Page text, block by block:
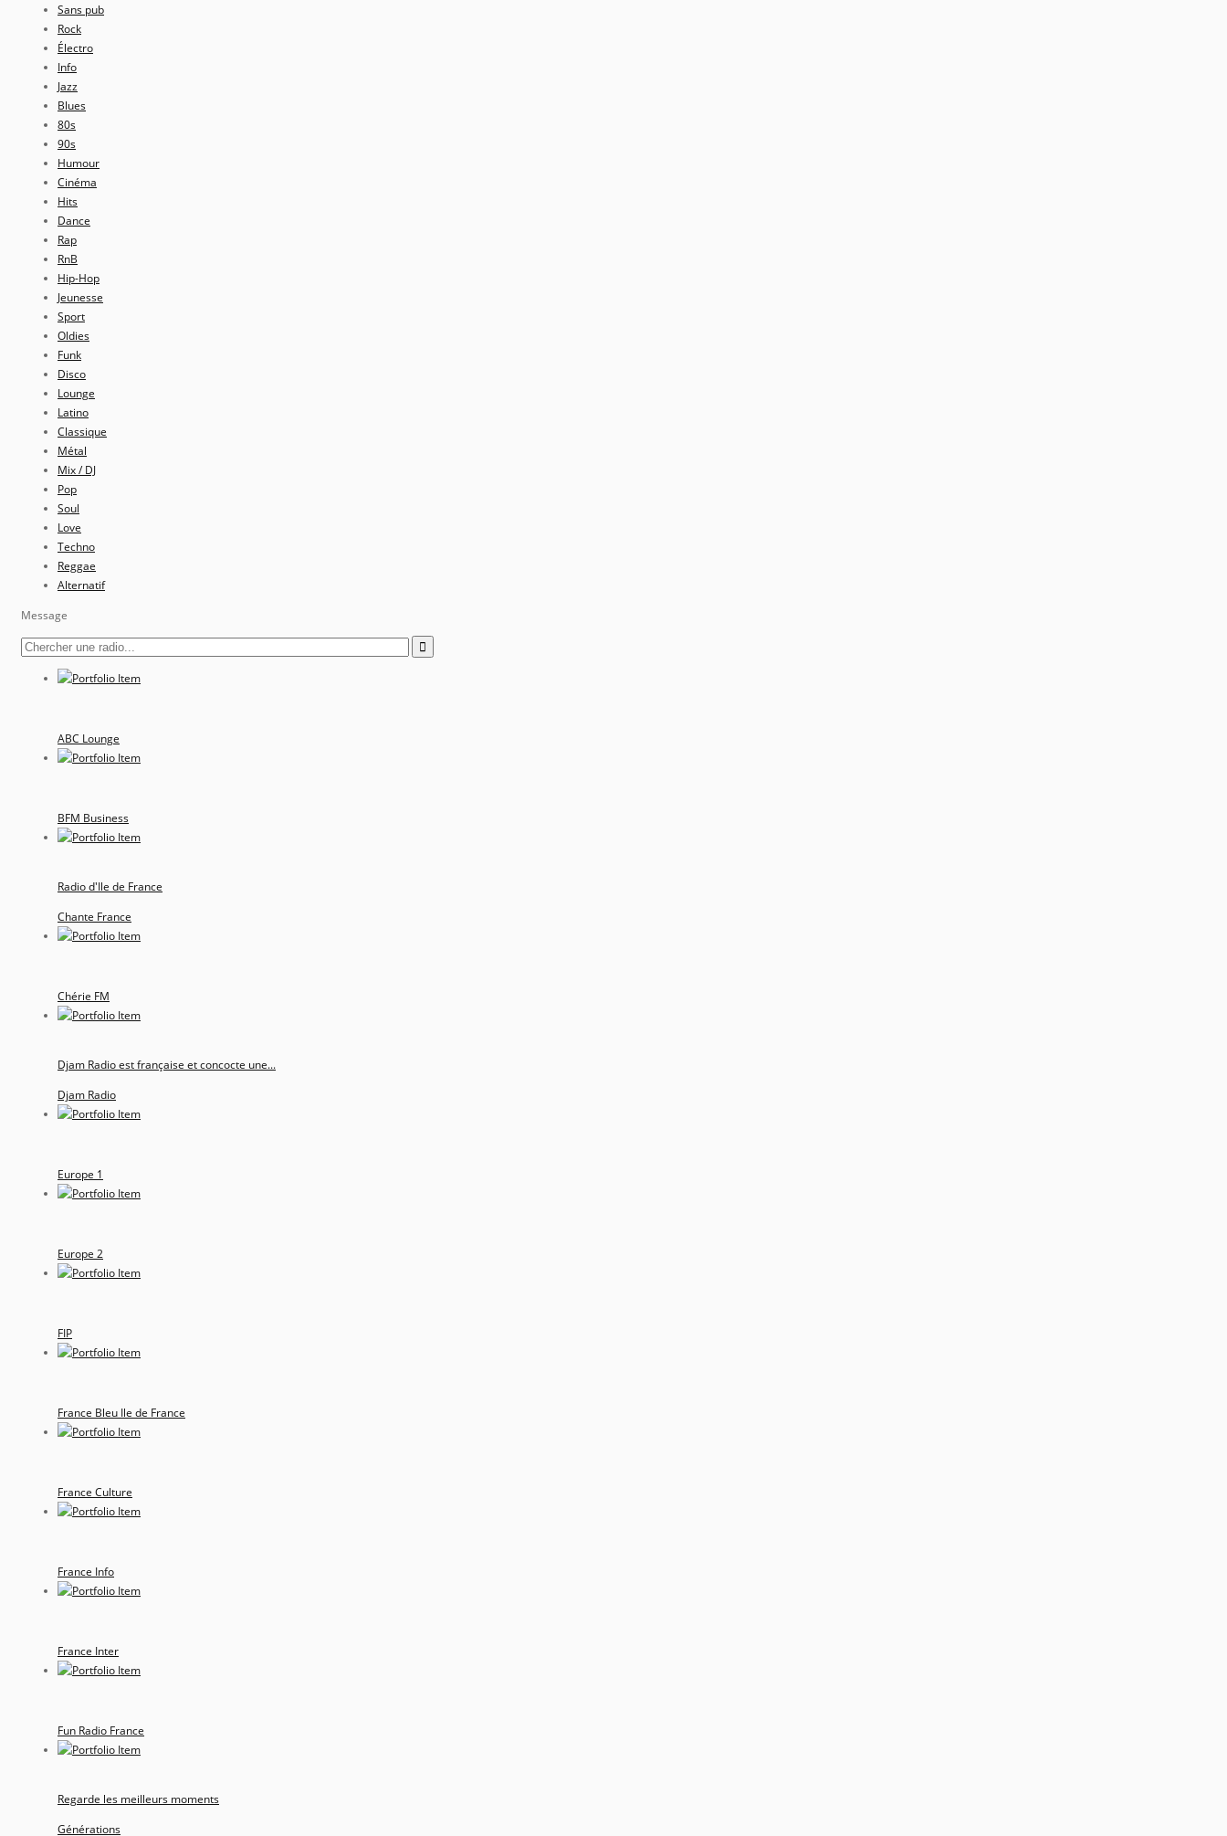
Sans pub
Rock
Électro
Info
Jazz
Blues
80s
90s
Humour
Cinéma
Hits
Dance
Rap
RnB
Hip-Hop
Jeunesse
Sport
Oldies
Funk
Disco
Lounge
Latino
Classique
Métal
Mix / DJ
Pop
Soul
Love
Techno
Reggae
Alternatif
Message
ABC Lounge
BFM Business
Radio d'Ile de France
Chante France
Chérie FM
Djam Radio est française et concocte une...
Djam Radio
Europe 1
Europe 2
FIP
France Bleu Ile de France
France Culture
France Info
France Inter
Fun Radio France
Regarde les meilleurs moments
Générations